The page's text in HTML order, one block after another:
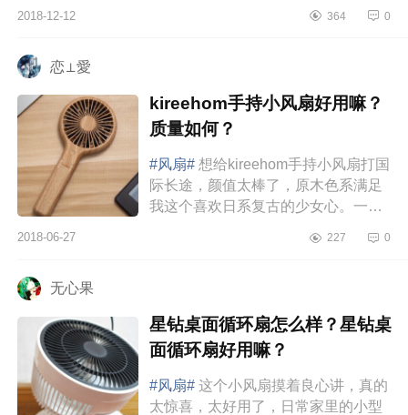
有4个颜色，珊瑚粉、素米白、海...
2018-12-12 364 0
恋⊥愛
kireehom手持小风扇好用嘛？
质量如何？
#风扇# 想给kireehom手持小风扇打国
际长途，颜值太棒了，原木色系满足
我这个喜欢日系复古的少女心。一开
格并不低，冲着颜值咬牙买了，...
2018-06-27 227 0
无心果
星钻桌面循环扇怎么样？星钻桌
面循环扇好用嘛？
#风扇# 这个小风扇摸着良心讲，真的
太惊喜，太好用了，日常家里的小型